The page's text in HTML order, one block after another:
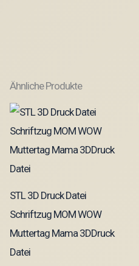
Ähnliche Produkte
STL 3D Druck Datei
Schriftzug MOM WOW
Muttertag Mama 3DDruck
Datei